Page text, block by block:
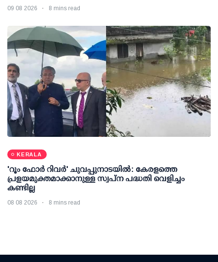
09 08 2026 8 mins read
KERALA
'റൂം ഫോര്‍ റിവര്‍' ചുവപ്പുനാടയില്‍: കേരളത്തെ
പ്രളയമുക്തമാക്കാനുള്ള സ്വപ്ന പദ്ധതി വെളിച്ചം
കണ്ടില്ല
08 08 2026 8 mins read